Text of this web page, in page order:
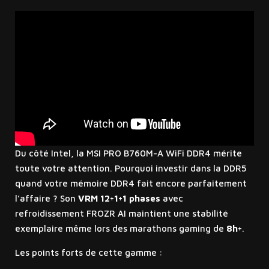
Du côté Intel, la MSI PRO B760M-A WiFi DDR4 mérite
toute votre attention. Pourquoi investir dans la DDR5
quand votre mémoire DDR4 fait encore parfaitement
l’affaire ? Son VRM 12+1+1 phases avec
refroidissement FROZR AI maintient une stabilité
exemplaire même lors des marathons gaming de 8h+.
Les points forts de cette gamme :